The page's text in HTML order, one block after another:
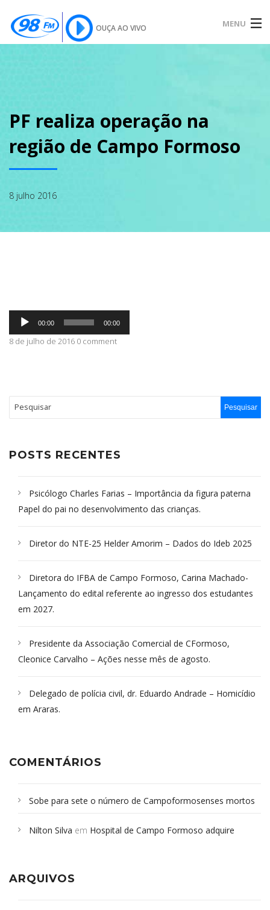
OUÇA AO VIVO MENU
SOBRE
NOTÍCIAS
PODCAST
CONTATO
PF realiza operação na
região de Campo Formoso
8 julho 2016
Tocador
áudio
00:00 00:00
8 de julho de 2016 0 comment
POSTS RECENTES
Psicólogo Charles Farias – Importância da figura paterna
Papel do pai no desenvolvimento das crianças.
Diretor do NTE-25 Helder Amorim – Dados do Ideb 2025
Diretora do IFBA de Campo Formoso, Carina Machado-
Lançamento do edital referente ao ingresso dos estudantes
em 2027.
Presidente da Associação Comercial de CFormoso,
Cleonice Carvalho – Ações nesse mês de agosto.
Delegado de polícia civil, dr. Eduardo Andrade – Homicídio
em Araras.
COMENTÁRIOS
Sobe para sete o número de Campoformosenses mortos
Campoformosenses que morreram em desabamentos são
Nilton Silva em Hospital de Campo Formoso adquire
ARQUIVOS